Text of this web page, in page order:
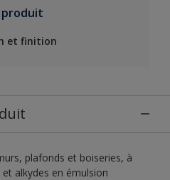
produit
et finition
plafonds et boiseries, à
alkydes en émulsion